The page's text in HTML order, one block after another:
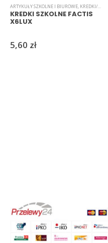
ARTYKUŁY SZKOLNE I BIUROWE, KREDKI/MARKERY/PISAKI
KREDKI SZKOLNE FACTIS
X6LUX
5,60 zł